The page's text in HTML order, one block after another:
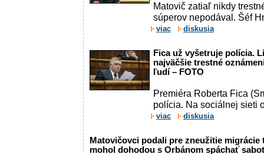
Matovič zatiaľ nikdy
súperov nepodával. Šéf
viac diskusia
Fica už vyšetruje polícia.
najväčšie trestné
ľudí – FOTO
Premiéra Roberta Fica
polícia. Na sociálnej sieti
viac diskusia
Matovičovci podali pre zneužitie migrácie
mohol dohodou s Orbánom spáchať